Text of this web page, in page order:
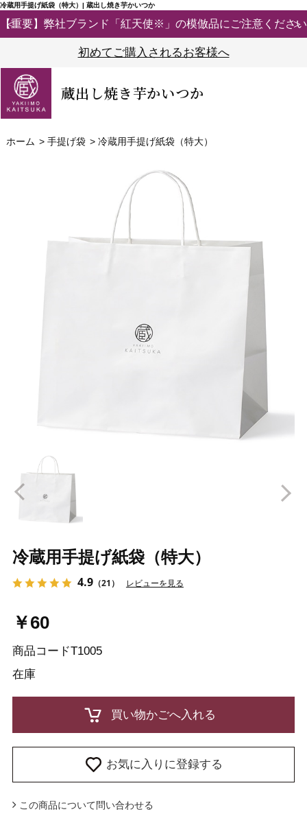
冷蔵用手提げ紙袋（特大）| 蔵出し焼き芋かいつか
【重要】弊社ブランド「紅天使※」の模倣品にご注意ください
初めてご購入されるお客様へ
蔵出し焼き芋かいつか
ホーム > 手提げ袋 > 冷蔵用手提げ紙袋（特大）
冷蔵用手提げ紙袋（特大）
4.9（21） レビューを見る
￥60
商品コードT1005
在庫
お気に入りに登録する
この商品について問い合わせる